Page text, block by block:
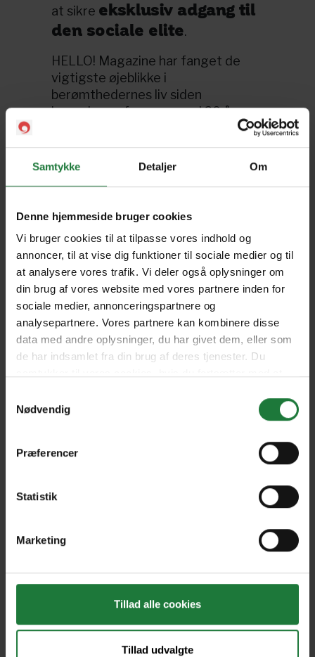
Samtykke Detaljer Om
Denne hjemmeside bruger cookies
Vi bruger cookies til at tilpasse vores indhold og
annoncer, til at vise dig funktioner til sociale medier og til
at analysere vores trafik. Vi deler også oplysninger om
din brug af vores website med vores partnere inden for
sociale medier, annonceringspartnere og
analysepartnere. Vores partnere kan kombinere disse
data med andre oplysninger, du har givet dem, eller som
de har indsamlet fra din brug af deres tjenester. Du
Nødvendig
Præferencer
Statistik
Marketing
Tillad alle cookies
Tillad udvalgte
at sikre eksklusiv adgang til
den sociale elite.
HELLO! Magazine har fanget de
vigtigste øjeblikke i
berømthedernes liv siden
lanceringen for mere end 20 år
blanding afartikler og
interviews
fra hele verden
afbalanceret med en række
appellere til enhver type læser.
HELLO! Magazine udkommer
ugentligt i Pling.
Sprog: Engelsk.
Med et Pling-abonnement har du
altid det nyeste HELLO! Magazine
lige ved hånden. Og gik du glip af et
Opret dit abonnement i dag, og få
mere end 1.000 danske og
Nyt i Pling